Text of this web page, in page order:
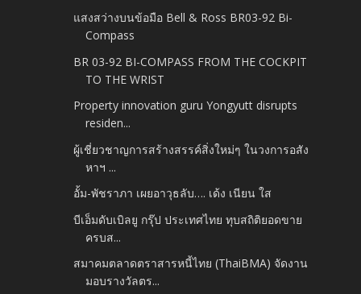
แสงสว่างบนข้อมือ Bell & Ross BR03-92 Bi-
Compass
BR 03-92 BI-COMPASS FROM THE COCKPIT
TO THE WRIST
Property innovation guru Yongyutt disrupts
residen...
ผู้เชี่ยวชาญการสร้างสรรค์สิ่งใหม่ๆ ในวงการอสัง
หาฯ ...
อั้ม-พัชราภา เผยอาวุธลับ…. เด้ง เนียน ใส
บีเอ็มดับเบิลยู กรุ๊ป ประเทศไทย ทุบสถิติยอดขาย
ครบส...
สมาคมตลาดตราสารหนี้ไทย (ThaiBMA) จัดงาน
มอบรางวัลตร...